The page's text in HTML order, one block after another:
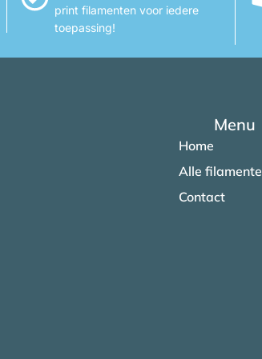
print filamenten voor iedere
toepassing!
Menu
Home
Alle
Contact